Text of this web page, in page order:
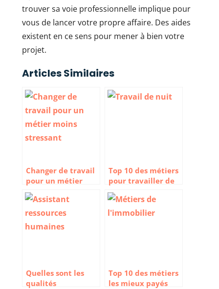
trouver sa voie professionnelle implique pour
vous de lancer votre propre affaire. Des aides
existent en ce sens pour mener à bien votre
projet.
Articles Similaires
Changer de travail
pour un métier
moins stressant
Top 10 des métiers
pour travailler de
nuit qui sont bien
payés
Quelles sont les
qualités
Top 10 des métiers
les mieux payés